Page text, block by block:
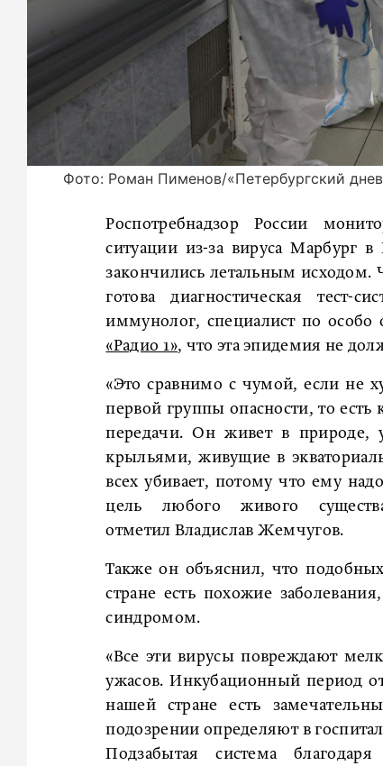
Фото: Роман Пименов/«Петербургский
Роспотребнадзор России
ситуации из-за вируса Марбург
закончились летальным исходом.
готова диагностическая тест-
иммунолог, специалист по
«Радио 1», что эта эпидемия не
«Это сравнимо с чумой, если не
первой группы опасности, то есть
передачи. Он живет в природе,
крыльями, живущие в
всех убивает, потому что ему
цель любого живого
отметил Владислав Жемчугов.
Также он объяснил, что
стране есть похожие
синдромом.
«Все эти вирусы повреждают
ужасов. Инкубационный период
нашей стране есть
подозрении определяют в
Подзабытая система